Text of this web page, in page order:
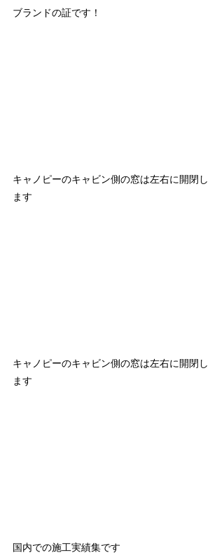
ブランドの証です！
キャノピーのキャビン側の窓は左右に開閉し
ます
キャノピーのキャビン側の窓は左右に開閉し
ます
国内での施工実績集です